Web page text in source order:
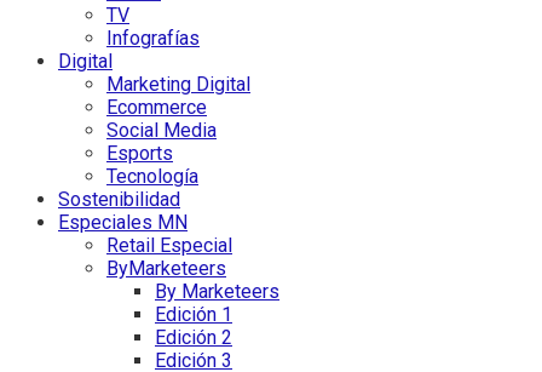
TV
Infografías
Digital
Marketing Digital
Ecommerce
Social Media
Esports
Tecnología
Sostenibilidad
Especiales MN
Retail Especial
ByMarketeers
By Marketeers
Edición 1
Edición 2
Edición 3